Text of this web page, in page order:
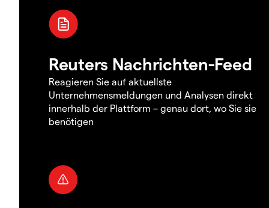
Reuters Nachrichten-Feed
Reagieren Sie auf aktuellste
Unternehmensmeldungen und Analysen direkt
innerhalb der Plattform – genau dort, wo Sie sie
benötigen